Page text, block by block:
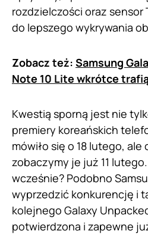
rozdzielczości oraz
do lepszego wykrywania
Zobacz też: Samsung
Note 10 Lite wkrótce
Kwestią sporną jest nie
premiery koreańskich
mówiło się o 18 lutego, ale
zobaczymy je już 11
wcześnie? Podobno
wyprzedzić konkurencję i
kolejnego Galaxy
potwierdzona i zapewne